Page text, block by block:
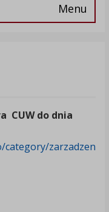
Menu
CUW do dnia
category/zarzadzen